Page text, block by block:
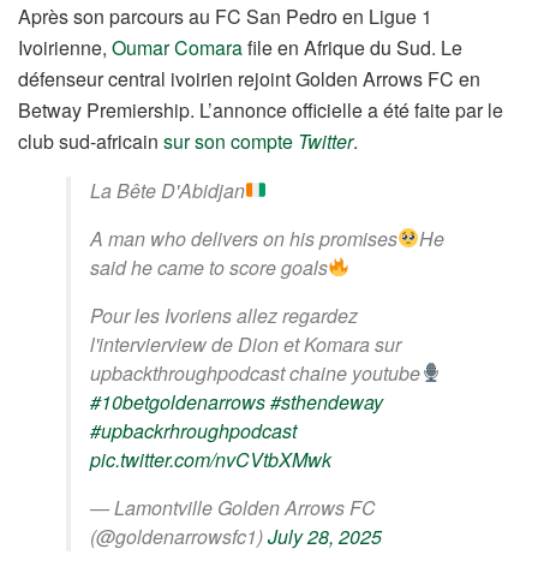
Après son parcours au FC San Pedro en Ligue 1
Ivoirienne, Oumar Comarafile en Afrique du Sud. Le
défenseur central ivoirien rejoint Golden Arrows FC en
Betway Premiership. L’annonce officielle a été faite par le
club sud-africain sur son compte Twitter.
La Bête D'Abidjan
A man who delivers on his promises
He
said he came to score goals
Pour les Ivoriens allez regardez
l'intervierview de Dion et Komara sur
upbackthroughpodcast chaine youtube
#10betgoldenarrows#sthendeway
#upbackrhroughpodcast
pic.twitter.com/nvCVtbXMwk
— Lamontville Golden Arrows FC
(@goldenarrowsfc1)July 28, 2025